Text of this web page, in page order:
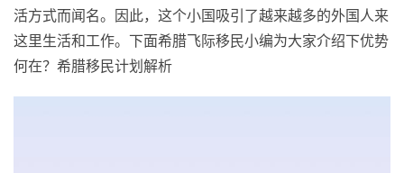
活方式而闻名。因此，这个小国吸引了越来越多的外国人来
这里生活和工作。下面希腊飞际移民小编为大家介绍下优势
何在？希腊移民计划解析